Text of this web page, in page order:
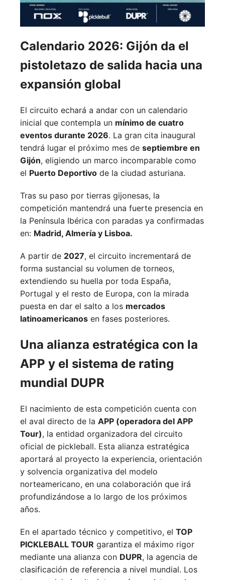
Calendario 2026: Gijón da el
pistoletazo de salida hacia una
expansión global
El circuito echará a andar con un calendario
inicial que contempla un mínimo de cuatro
eventos durante 2026. La gran cita inaugural
tendrá lugar el próximo mes de septiembre en
Gijón, eligiendo un marco incomparable como
el Puerto Deportivo de la ciudad asturiana.
Tras su paso por tierras gijonesas, la
competición mantendrá una fuerte presencia en
la Península Ibérica con paradas ya confirmadas
en: Madrid, Almería y Lisboa.
A partir de 2027, el circuito incrementará de
forma sustancial su volumen de torneos,
extendiendo su huella por toda España,
Portugal y el resto de Europa, con la mirada
puesta en dar el salto a los mercados
latinoamericanos en fases posteriores.
Una alianza estratégica con la
APP y el sistema de rating
mundial DUPR
El nacimiento de esta competición cuenta con
el aval directo de la APP (operadora del APP
Tour), la entidad organizadora del circuito
oficial de pickleball. Esta alianza estratégica
aportará al proyecto la experiencia, orientación
y solvencia organizativa del modelo
norteamericano, en una colaboración que irá
profundizándose a lo largo de los próximos
años.
En el apartado técnico y competitivo, el TOP
PICKLEBALL TOUR garantiza el máximo rigor
mediante una alianza con DUPR, la agencia de
clasificación de referencia a nivel mundial. Los